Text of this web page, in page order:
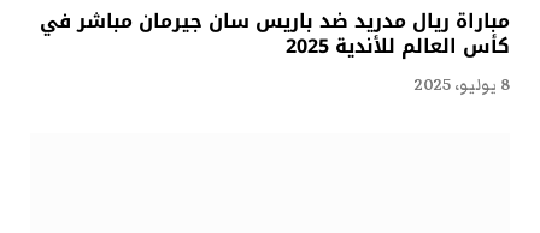
مباراة ريال مدريد ضد باريس سان جيرمان مباشر في
كأس العالم للأندية 2025
8 يوليو، 2025